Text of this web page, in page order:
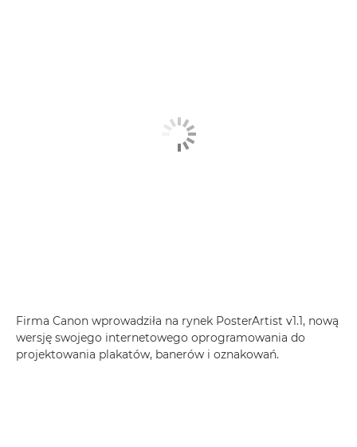
Firma Canon wprowadziła na rynek PosterArtist v1.1, nową
wersję swojego internetowego oprogramowania do
projektowania plakatów, banerów i oznakowań.